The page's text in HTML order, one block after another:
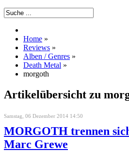
Home »
Reviews »
Alben / Genres »
Death Metal »
morgoth
Artikelübersicht zu
Samstag, 06 Dezember 2014 14:50
MORGOTH trennen
Marc Grewe